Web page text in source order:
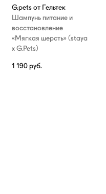
G.pets от Гельтек
Шампунь питание и
восстановление
«Мягкая шерсть» (staya
х G.Pets)
1 190 руб.